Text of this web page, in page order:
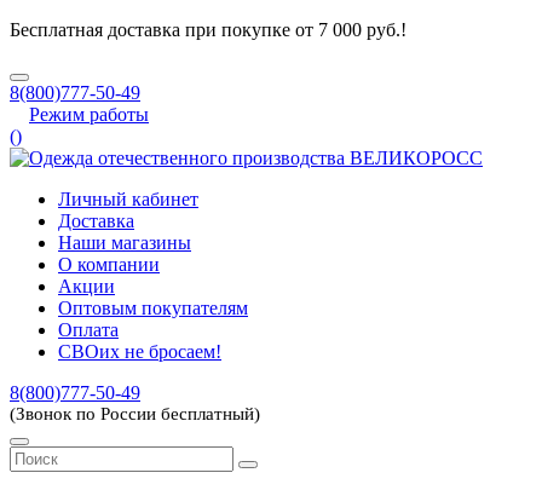
Бесплатная доставка при покупке от 7 000 руб.!
8(800)777-50-49
Режим работы
()
Личный кабинет
Доставка
Наши магазины
О компании
Акции
Оптовым покупателям
Оплата
СВОих не бросаем!
8(800)777-50-49
(Звонок по России бесплатный)